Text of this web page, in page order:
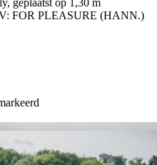
FOR PLEASURE (HANN.)